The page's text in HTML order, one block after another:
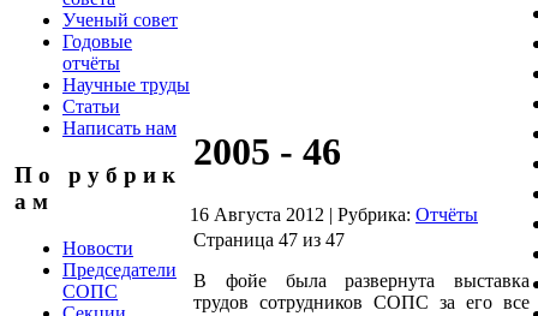
Ученый совет
Годовые
отчёты
Научные труды
Статьи
Написать нам
П о р у б р и к
а м
Новости
Председатели
СОПС
2005 - 46
16 Августа 2012 | Рубрика: Отчёты
Страница 47 из 47
В фойе была развернута выставка
трудов сотрудников СОПС за его все